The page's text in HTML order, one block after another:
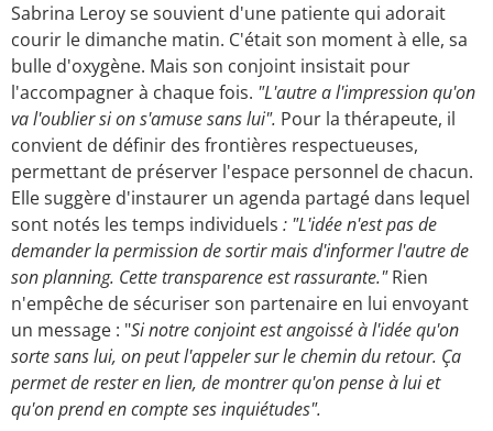
Sabrina Leroy se souvient d'une patiente qui adorait
courir le dimanche matin. C'était son moment à elle, sa
bulle d'oxygène. Mais son conjoint insistait pour
l'accompagner à chaque fois. "L'autre a l'impression qu'on
va l'oublier si on s'amuse sans lui". Pour la thérapeute, il
convient de définir des frontières respectueuses,
permettant de préserver l'espace personnel de chacun.
Elle suggère d'instaurer un agenda partagé dans lequel
sont notés les temps individuels : "L'idée n'est pas de
demander la permission de sortir mais d'informer l'autre de
son planning. Cette transparence est rassurante."Rien
n'empêche de sécuriser son partenaire en lui envoyant
un message : "Si notre conjoint est angoissé à l'idée qu'on
sorte sans lui, on peut l'appeler sur le chemin du retour. Ça
permet de rester en lien, de montrer qu'on pense à lui et
qu'on prend en compte ses inquiétudes".